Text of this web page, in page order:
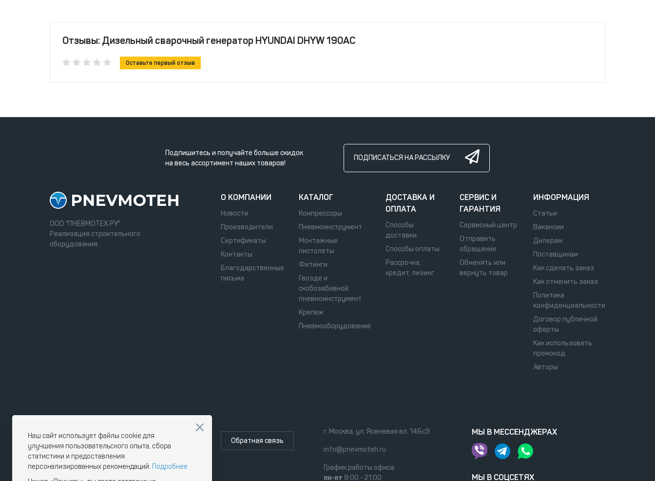
Отзывы: Дизельный сварочный генератор HYUNDAI DHYW 190AC
Оставьте первый отзыв
Подпишитесь и получайте больше скидок
на весь ассортимент наших товаров!
ПОДПИСАТЬСЯ НА РАССЫЛКУ
ООО "ПНЕВМОТЕХ.РУ".
Реализация строительного
оборудования.
О КОМПАНИИ
Новости
Производители
Сертификаты
Контакты
Благодарственные
письма
КАТАЛОГ
Компрессоры
Пневмоинструмент
Монтажные
пистолеты
Фитинги
Гвозде и
скобозабивной
пневмоинструмент
Крепеж
Пневмооборудование
ДОСТАВКА И
ОПЛАТА
Способы
доставки
Способы оплаты
Рассрочка,
кредит, лизинг
СЕРВИС И
ГАРАНТИЯ
Сервисный центр
Отправить
обращение
Обменять или
вернуть товар
ИНФОРМАЦИЯ
Статьи
Вакансии
Дилерам
Поставщикам
Как сделать заказ
Как отменить заказ
Политика
конфиденциальности
Договор публичной
оферты
Как использовать
промокод
Авторы
Обратная связь
г. Москва, ул. Ясеневая вл. 14Бс9
info@pnevmoteh.ru
График работы офиса
пн-пт 8:00 - 21:00
МЫ В МЕССЕНДЖЕРАХ
МЫ В СОЦСЕТЯХ
Наш сайт использует файлы cookie для
улучшения пользовательского опыта, сбора
статистики и предоставления
персонализированных рекомендаций. Подробнее